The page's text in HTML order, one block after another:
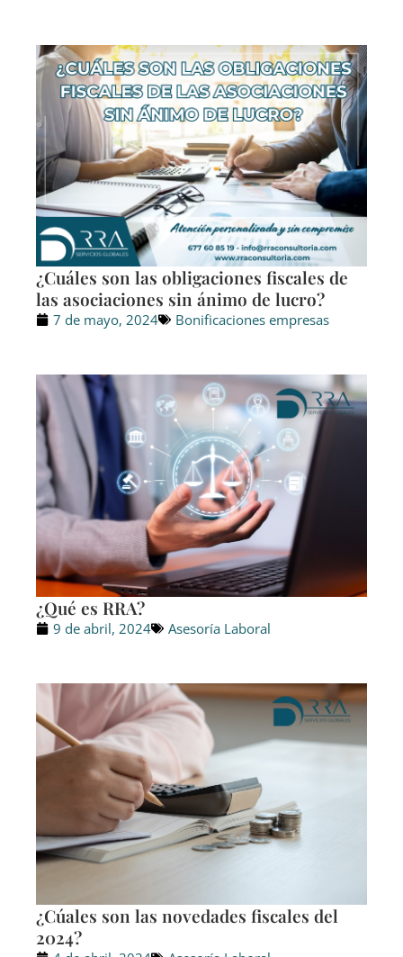
¿Cuáles son las obligaciones fiscales de
las asociaciones sin ánimo de lucro?
7 de mayo, 2024 Bonificaciones empresas
¿Qué es RRA?
9 de abril, 2024 Asesoría Laboral
¿Cúales son las novedades fiscales del
2024?